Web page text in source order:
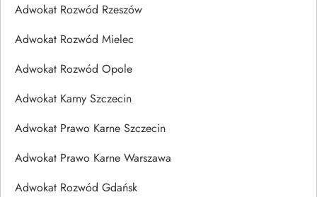
Adwokat Rozwód Rzeszów
Adwokat Rozwód Mielec
Adwokat Rozwód Opole
Adwokat Karny Szczecin
Adwokat Prawo Karne Szczecin
Adwokat Prawo Karne Warszawa
Adwokat Rozwód Gdańsk